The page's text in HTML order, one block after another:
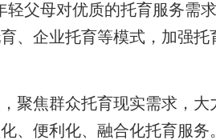
父母对优质的托育服务需求
、企业托育等模式，加强
焦群众托育现实需求，大
、便利化、融合化托育服